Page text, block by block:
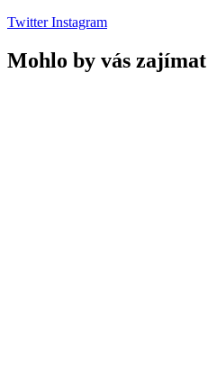
TwitterInstagram
Mohlo by vás zajímat